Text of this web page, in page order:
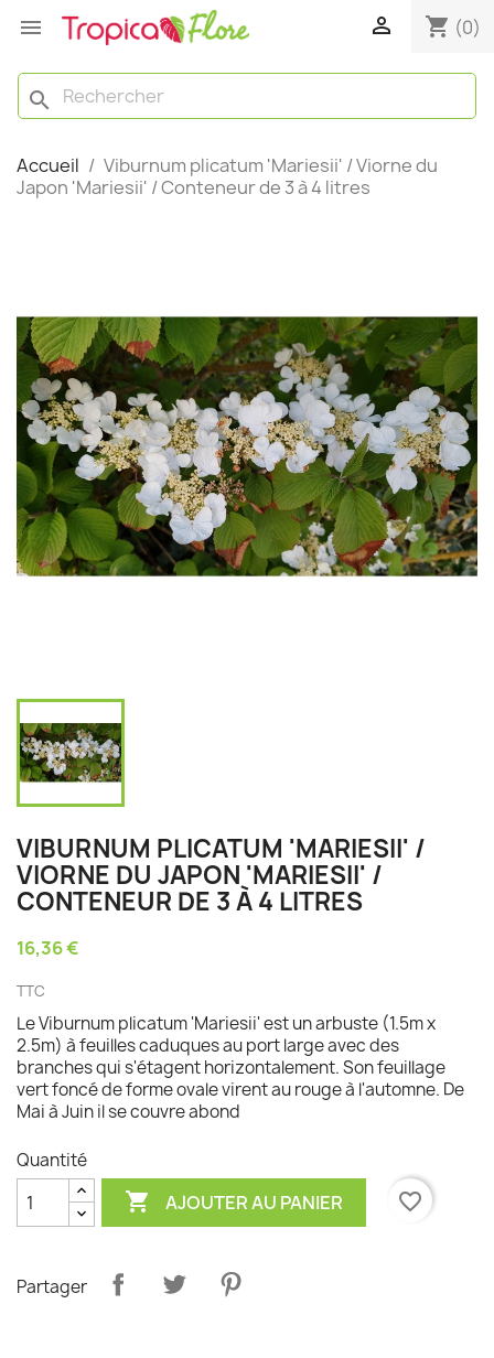
  shopping_cart (0)
search
Accueil
Viburnum plicatum 'Mariesii' / Viorne du
Japon 'Mariesii' / Conteneur de 3 à 4 litres
VIBURNUM PLICATUM 'MARIESII' /
VIORNE DU JAPON 'MARIESII' /
CONTENEUR DE 3 À 4 LITRES
16,36 €
TTC
Le Viburnum plicatum 'Mariesii' est un arbuste (1.5m x
2.5m) à feuilles caduques au port large avec des
branches qui s'étagent horizontalement. Son feuillage
vert foncé de forme ovale virent au rouge à l'automne. De
Mai à Juin il se couvre abond
Quantité
 AJOUTER AU PANIER favorite_border
Partager